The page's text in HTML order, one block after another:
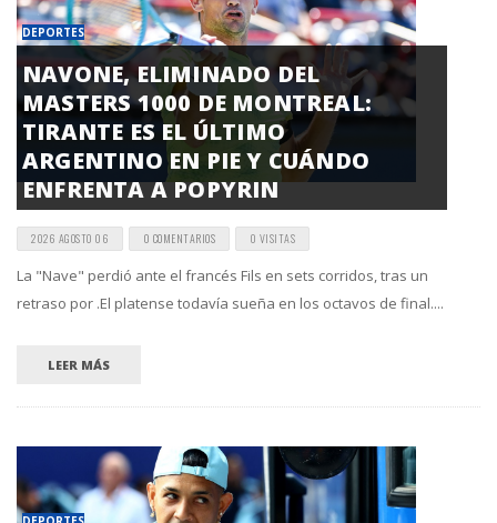
DEPORTES
NAVONE, ELIMINADO DEL
MASTERS 1000 DE MONTREAL:
TIRANTE ES EL ÚLTIMO
ARGENTINO EN PIE Y CUÁNDO
ENFRENTA A POPYRIN
2026 AGOSTO 06 0 COMENTARIOS 0 VISITAS
La "Nave" perdió ante el francés Fils en sets corridos, tras un
retraso por .El platense todavía sueña en los octavos de final....
LEER MÁS